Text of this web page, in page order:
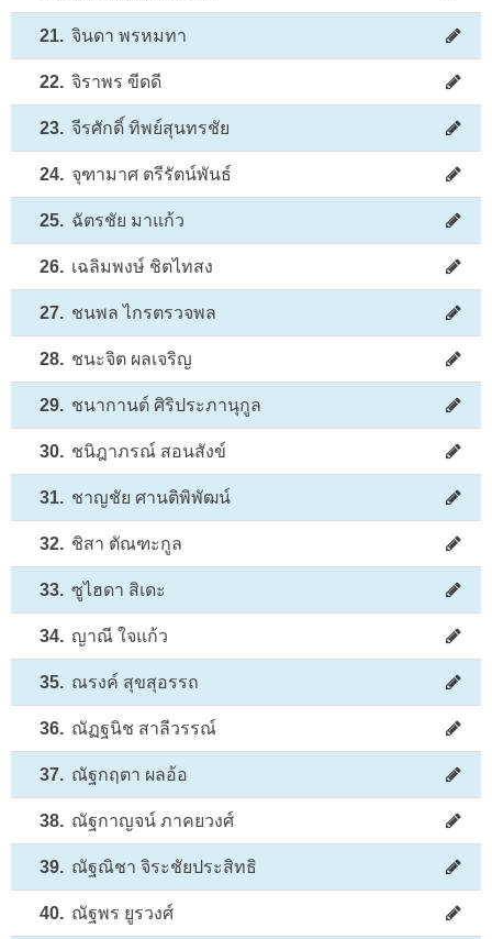
21. จินดา พรหมทา
22. จิราพร ขีดดี
23. จีรศักดิ์ ทิพย์สุนทรชัย
24. จุฑามาศ ตรีรัตน์พันธ์
25. ฉัตรชัย มาแก้ว
26. เฉลิมพงษ์ ชิตไทสง
27. ชนพล ไกรตรวจพล
28. ชนะจิต ผลเจริญ
29. ชนากานต์ ศิริประภานุกูล
30. ชนิฎาภรณ์ สอนสังข์
31. ชาญชัย ศานติพิพัฒน์
32. ชิสา ตัณฑะกูล
33. ซูไฮดา สิเดะ
34. ญาณี ใจแก้ว
35. ณรงค์ สุขสุอรรถ
36. ณัฏฐนิช สาลีวรรณ์
37. ณัฐกฤตา ผลอ้อ
38. ณัฐกาญจน์ ภาคยวงศ์
39. ณัฐณิชา จิระชัยประสิทธิ
40. ณัฐพร ยูรวงศ์